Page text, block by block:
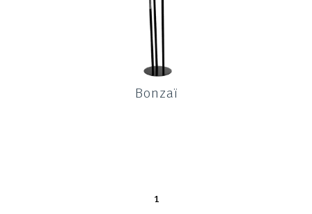
Bonzaï
1